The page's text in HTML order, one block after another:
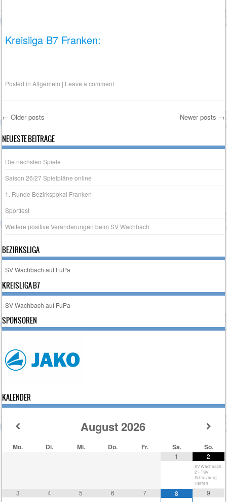
Kreisliga B7 Franken:
Posted inAllgemein | Leave a comment
Post navigation
← Older posts Newer posts →
NEUESTE BEITRÄGE
Die nächsten Spiele
Saison 26/27 Spielpläne online
1. Runde Bezirkspokal Franken
Sportfest
Weitere positive Veränderungen beim SV Wachbach
BEZIRKSLIGA
SV Wachbach auf FuPa
KREISLIGA B7
SV Wachbach auf FuPa
SPONSOREN
KALENDER
August 2026
Mo. Di. Mi. Do. Fr. Sa. So.
1 2
SV Wachbach
2 - TSV
Schrozberg
Herren
3 4 5 6 7 8 9